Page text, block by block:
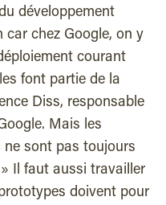
développement
car chez Google, on y
courant
font partie de la
Diss, responsable
Mais les
ne sont pas toujours
Il faut aussi travailler
doivent pour